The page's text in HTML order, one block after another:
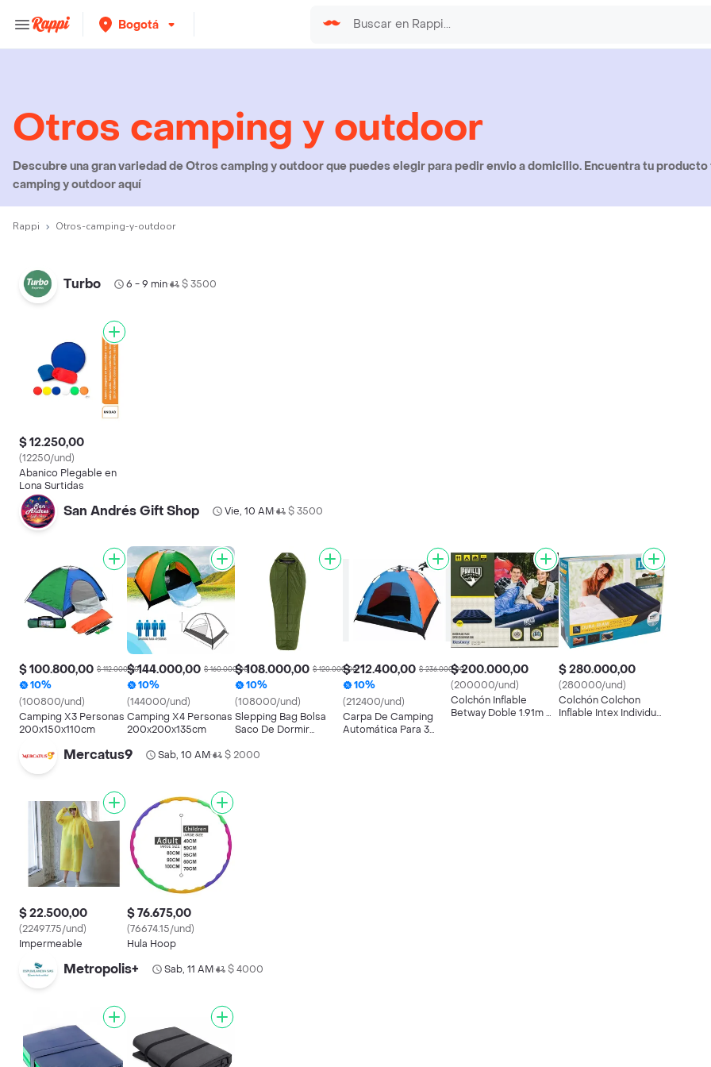
Bogotá
Otros camping y outdoor
Descubre una gran variedad de Otros camping y outdoor que puedes elegir para pedir envio a domicilio. Encuentra tu
camping y outdoor aquí
Rappi Otros-camping-y-outdoor
Turbo 6 - 9 min• $ 3500
$ 12.250,00
(12250/und)
Abanico Plegable en
Lona Surtidas
San Andrés Gift Shop Vie, 10 AM• $ 3500
$ 100.800,00 $ 112.000,00
10%
(100800/und)
Camping X3 Personas
200x150x110cm
$ 144.000,00 $ 160.000,00
10%
(144000/und)
Camping X4 Personas
200x200x135cm
$ 108.000,00 $ 120.000,00
10%
(108000/und)
Slepping Bag Bolsa
Saco De Dormir
Acampar
$ 212.400,00 $ 236.000,00
10%
(212400/und)
Carpa De Camping
Automática Para 3
$ 200.000,00
(200000/und)
Colchón Inflable
Betway Doble 1.91m X
$ 280.000,00
(280000/und)
Colchón Colchon
Inflable Intex Individual
Mercatus9 Sab, 10 AM• $ 2000
$ 22.500,00
(22497.75/und)
Impermeable
$ 76.675,00
(76674.15/und)
Hula Hoop
Metropolis+ Sab, 11 AM• $ 4000